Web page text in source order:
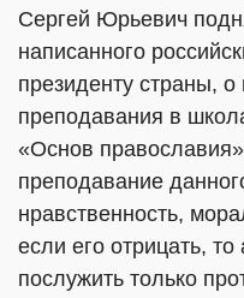
Сергей Юрьевич
написанного
президенту страны, о
преподавания в
«Основ
преподавание
нравственность,
если его отрицать,
послужить только